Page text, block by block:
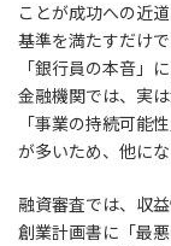
ことが成功への近
基準を満たすだけ
「銀行員の本音」
金融機関では、実
「事業の持続可能
が多いため、他に
融資審査では、収
創業計画書に「最